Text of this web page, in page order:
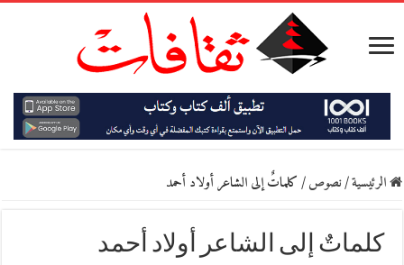
الرئيسية/نصوص/كلماتٌ إلى الشاعر أولاد أحمد
كلماتٌ إلى الشاعر أولاد أحمد